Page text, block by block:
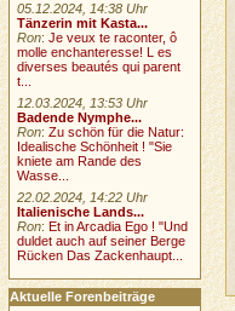
05.12.2024, 14:38 Uhr
Tänzerin mit Kasta...
Ron:Je veux te raconter, ô
molle enchanteresse! L es
diverses beautés qui parent
t...
12.03.2024, 13:53 Uhr
Badende Nymphe...
Ron:Zu schön für die Natur:
Idealische Schönheit ! "Sie
kniete am Rande des
Wasse...
22.02.2024, 14:22 Uhr
Italienische Lands...
Ron:Et in Arcadia Ego ! "Und
duldet auch auf seiner Berge
Rücken Das Zackenhaupt...
Aktuelle Forenbeiträge